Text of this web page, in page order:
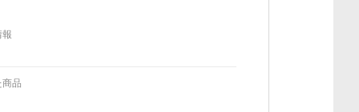
報
品